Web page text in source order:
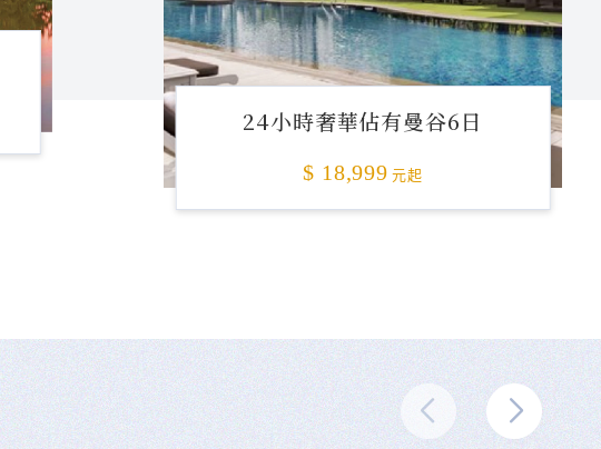
24小時奢華佔有曼谷6日
$ 18,999 元起